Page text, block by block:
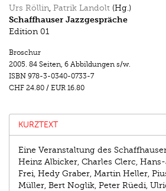
Urs Röllin, Patrik Landolt (Hg.)
Schaffhauser Jazzgespräche
Edition 01
Broschur
2005. 84 Seiten, 6 Abbildungen s/w.
ISBN 978-3-0340-0733-7
CHF 24.80 / EUR 16.80
KURZTEXT
Eine Veranstaltung des
Heinz Albicker, Charles Clerc,
Frei, Hedy Graber, Martin Heller,
Müller, Bert Noglik, Peter Rüedi,